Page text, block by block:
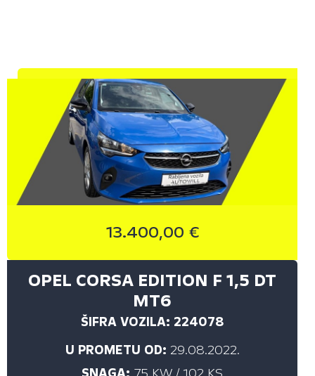
13.400,00 €
OPEL CORSA EDITION F 1,5 DT
MT6
ŠIFRA VOZILA: 224078
U PROMETU OD: 29.08.2022.